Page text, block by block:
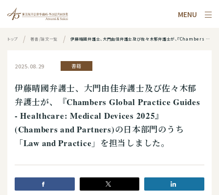
MENU
トップ 著書/論文一覧 伊藤晴國弁護士、大門由佳弁護士及び佐々木郁弁護士が、『Chambers Global Practice Guides - Healthcare: Medical Devices 2025』(Chambers and Partners)の日本部門のうち「Law and Practice」を担当しました。
2025.08.29 書籍
伊藤晴國弁護士、大門由佳弁護士及び佐々木郁
弁護士が、『Chambers Global Practice Guides
- Healthcare: Medical Devices 2025』
(Chambers and Partners)の日本部門のうち
「Law and Practice」を担当しました。